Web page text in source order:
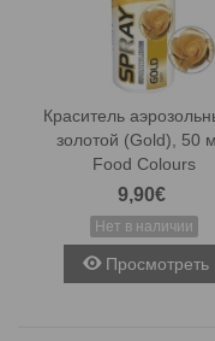
Краситель
золотой (Gold), 50
Food Colours
9,90€
Нет в наличии
Просмотреть